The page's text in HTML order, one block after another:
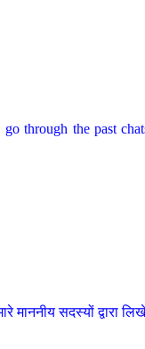
through the past
माननीय सदस्यों द्वारा